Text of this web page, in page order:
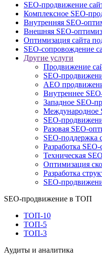
SEO-продвижение
Комплексное SEO-
Внутренняя SEO-
Внешняя SEO-
Оптимизация сайта
SEO-сопровождение
Другие услуги
Продвижение
SEO-
AEO
Внутреннее
Западное SEO-
Международное
SEO-
Разовая SEO-
SEO-поддержка
Разработка SEO-
Техническая
Оптимизация
Разработка
SEO-
SEO-продвижение в ТОП
ТОП-10
ТОП-5
ТОП-3
Аудиты и аналитика